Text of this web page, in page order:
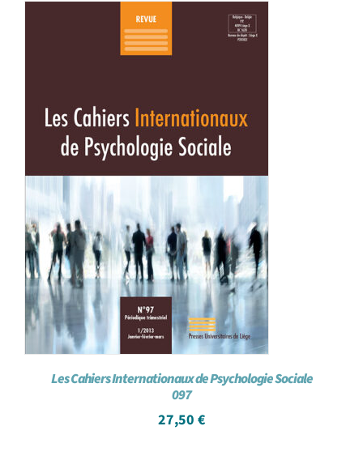
Les Cahiers Internationaux de Psychologie Sociale
097
27,50 €